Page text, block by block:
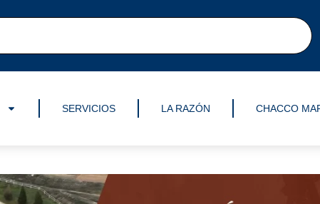
SERVICIOS LA RAZÓN CHACCO